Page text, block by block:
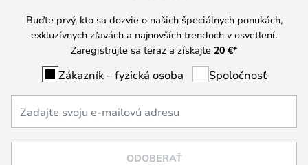
Buďte prvý, kto sa dozvie o našich špeciálnych ponukách,
exkluzívnych zľavách a najnovších trendoch v osvetlení.
Zaregistrujte sa teraz a získajte 20 €*
Zákazník – fyzická osoba Spoločnosť
ODOBERAŤ